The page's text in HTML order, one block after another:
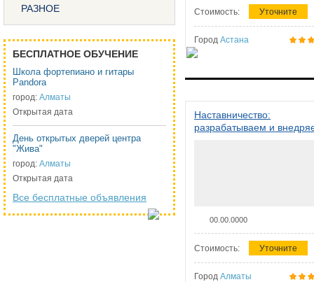
РАЗНОЕ
БЕСПЛАТНОЕ ОБУЧЕНИЕ
Школа фортепиано и гитары
Pandora
город: Алматы
Открытая дата
День открытых дверей центра
"Жива"
город: Алматы
Открытая дата
Все бесплатные объявления
Стоимость: Уточните
Город Астана
Наставничество:
разрабатываем и
00.00.0000
Стоимость: Уточните
Город Алматы